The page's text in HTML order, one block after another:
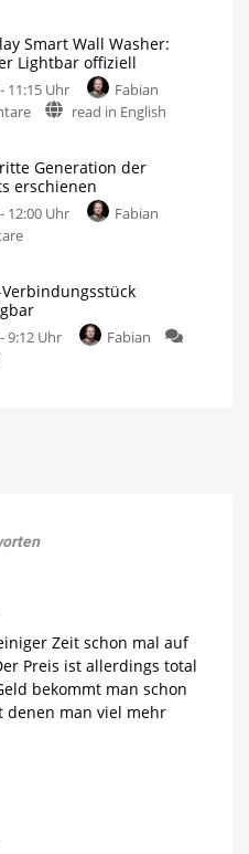
erhältlich
Für
Euro
Donnerstag
Philips
Hue
Play
Wallwasher
Smarte
Neuerscheinung
ausprobiert
Smart Wall Washer:
Lightbar offiziell
11:15 Uhr
Fabian
zu
Play
Smart
Wall
Lightbar
offiziell
Mit
read in English
Generation der
erschienen
12:00 Uhr
Fabian
zu
Dritte
Generation
der
9:12 Uhr
Fabian
zu
erhältlich
Zeit schon mal auf
Preis ist allerdings total
bekommt man schon
denen man viel mehr